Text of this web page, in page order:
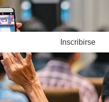
Inscribirse